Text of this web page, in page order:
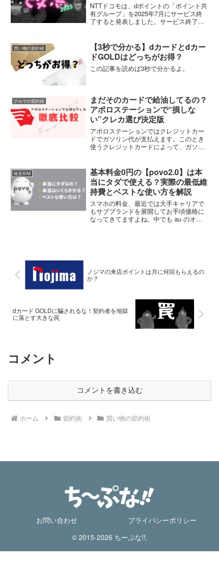
NTTドコモは、dポイントの「ポイント共
有グループ」を2025年7月にサービス終
了すると発表しました。サービス終了以
イント共有サービスの代替にできるそう
です。改悪の内...
買い物の節約術
【3秒で分かる】dカードとdカー
ドGOLDはどっちがお得？
この記事を読めば3秒で分かるよ。
クルマの節約術
まだそのカードで給油してるの？
アポロステーションで“損しな
い”クレカ選び決定版
アポロステーションではクレジットカー
ドでガソリン代が支払えます。このとき
使うクレジットカードによって、ガソリ
ンでガソリン代がお得になるオススメの
クレジットカードの紹介と...
格安SIM
基本料金0円の【povo2.0】は本
当にタダで使える？実際の最低維
持費とベストな使い方を解説
スマホの料金、最近では大手キャリアで
もサブブランドを展開してお手頃価格に
なってきてますよね。中でも au のオン
ノジマの来店ポイントは月に何回もらえるの
か？
dカード GOLDに騙されるな！契約者を地獄
に落とす大きな罠
コメント
コメントを書き込む
ホーム 節約術 買い物の節約術
お問い合わせ
プライバシーポリシー
© 2015-2026 ちーぷな!!.